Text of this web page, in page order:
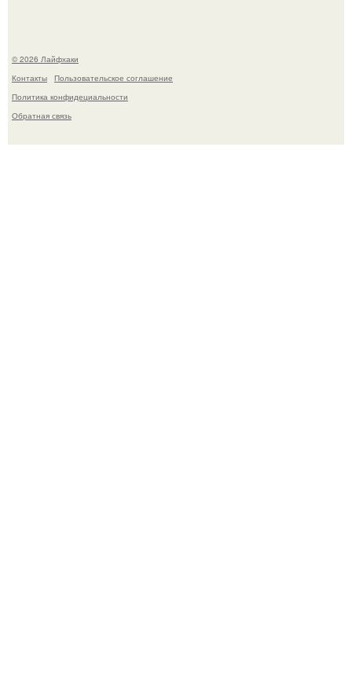
© 2026 Лайфхаки
Контакты
Пользовательское соглашение
Политика конфидециальности
Обратная связь